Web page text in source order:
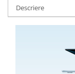
Descriere